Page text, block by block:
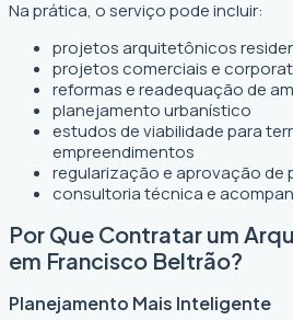
Na prática, o serviço pode incluir:
projetos arquitetônicos
projetos comerciais e
reformas e readequação de
planejamento urbanístico
estudos de viabilidade para
empreendimentos
regularização e aprovação de
consultoria técnica e
Por Que Contratar um
em Francisco Beltrão?
Planejamento Mais Inteligente